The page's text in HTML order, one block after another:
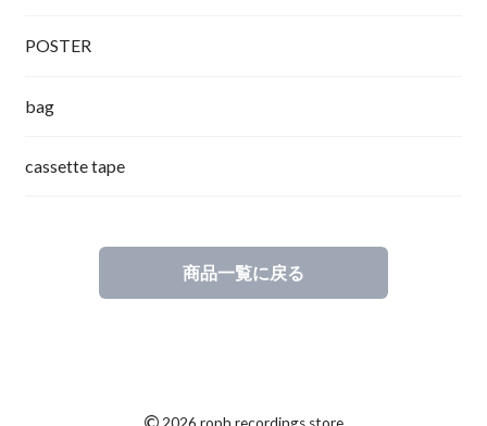
POSTER
bag
cassette tape
商品一覧に戻る